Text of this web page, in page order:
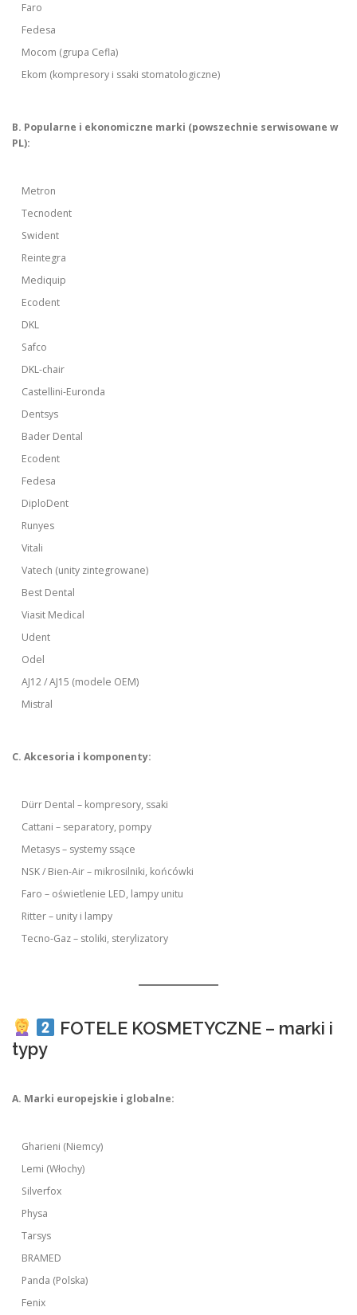
Faro
Fedesa
Mocom (grupa Cefla)
Ekom (kompresory i ssaki stomatologiczne)
B. Popularne i ekonomiczne marki (powszechnie serwisowane w
PL):
Metron
Tecnodent
Swident
Reintegra
Mediquip
Ecodent
DKL
Safco
DKL-chair
Castellini-Euronda
Dentsys
Bader Dental
Ecodent
Fedesa
DiploDent
Runyes
Vitali
Vatech (unity zintegrowane)
Best Dental
Viasit Medical
Udent
Odel
AJ12 / AJ15 (modele OEM)
Mistral
C. Akcesoria i komponenty:
Dürr Dental – kompresory, ssaki
Cattani – separatory, pompy
Metasys – systemy ssące
NSK / Bien-Air – mikrosilniki, końcówki
Faro – oświetlenie LED, lampy unitu
Ritter – unity i lampy
Tecno-Gaz – stoliki, sterylizatory
FOTELE KOSMETYCZNE – marki i
typy
A. Marki europejskie i globalne:
Gharieni (Niemcy)
Lemi (Włochy)
Silverfox
Physa
Tarsys
BRAMED
Panda (Polska)
Fenix